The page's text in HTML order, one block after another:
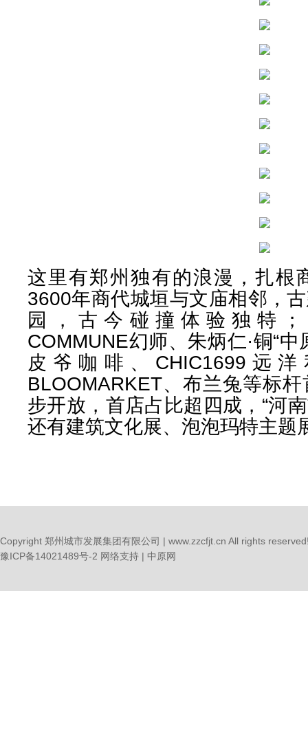
这里有郑州独有的浪漫，扎根
3600年商代城垣与文庙相邻，
园，古今碰撞体验独特；
COMMUNE幻师、朱炳仁·铜“
皮爷咖啡、CHIC1699远
BLOOMARKET、布兰兔等标
步开放，首店占比超四成，“河
还有建筑文化展、泡泡玛特主题
Copyright 郑州城市发展集团有限公司 | www.zzcfjt.cn All rights
豫ICP备14021489号-2 网络支持 | 中原网